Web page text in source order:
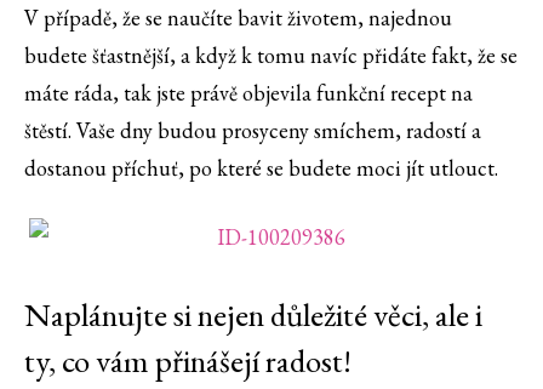
V případě, že se naučíte bavit životem, najednou
budete šťastnější, a když k tomu navíc přidáte fakt, že se
máte ráda, tak jste právě objevila funkční recept na
štěstí. Vaše dny budou prosyceny smíchem, radostí a
dostanou příchuť, po které se budete moci jít utlouct.
Naplánujte si nejen důležité věci, ale i
ty, co vám přinášejí radost!